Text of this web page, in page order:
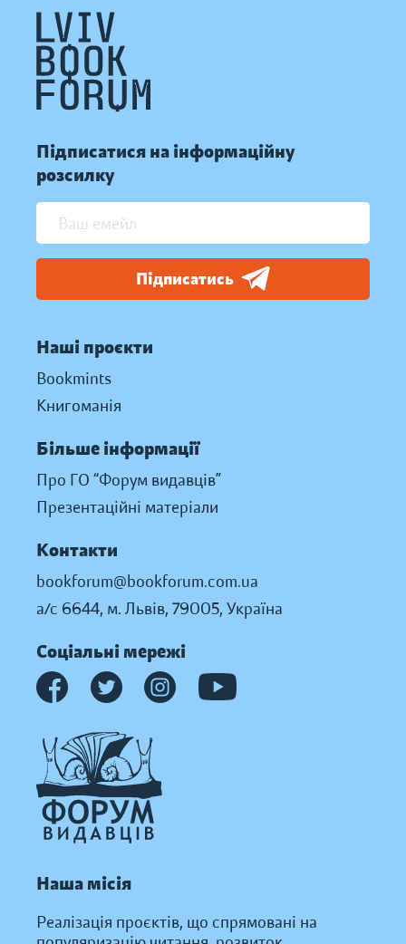
Підписатися на інформаційну
розсилку
Підписатись
Наші проєкти
Bookmints
Книгоманія
Більше інформації
Про ГО “Форум видавців”
Презентаційні матеріали
Контакти
bookforum@bookforum.com.ua
а/с 6644, м. Львів, 79005, Україна
Соціальні мережі
Наша місія
Реалізація проєктів, що спрямовані на